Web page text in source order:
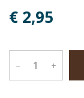
€ 2,95
– +